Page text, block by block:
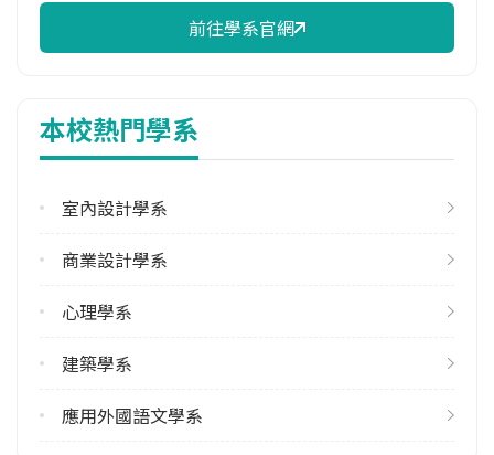
113學年度上學期
113學年度下學期
31
修輔系人數
14
113學年度下學期
113學年度上學期
前往學系官網
本校熱門學系
室內設計學系
商業設計學系
心理學系
建築學系
應用外國語文學系